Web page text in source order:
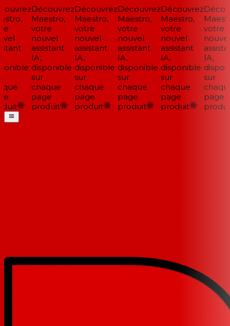
Découvrez
Maestro,
votre
nouvel
assistant
IA,
disponible
sur
chaque
page
produit
Découvrez
Maestro,
votre
nouvel
assistant
IA,
disponible
sur
chaque
page
produit
Découvrez
Maestro,
votre
nouvel
assistant
IA,
disponible
sur
chaque
page
produit
Découvrez
Maestro,
votre
nouvel
assistant
IA,
disponible
sur
chaque
page
produit
votre
nouvel
IA,
sur
chaque
page
produit